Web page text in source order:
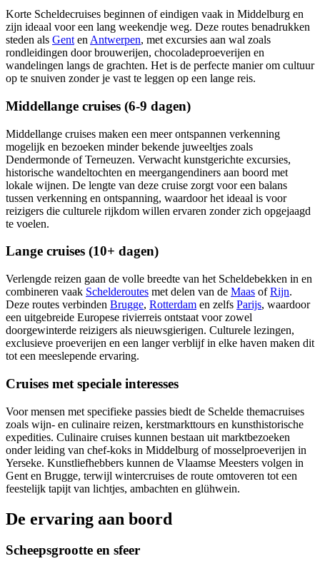
Korte Scheldecruises beginnen of eindigen vaak in Middelburg en
zijn ideaal voor een lang weekendje weg. Deze routes benadrukken
steden als Gent en Antwerpen, met excursies aan wal zoals
rondleidingen door brouwerijen, chocoladeproeverijen en
wandelingen langs de grachten. Het is de perfecte manier om cultuur
op te snuiven zonder je vast te leggen op een lange reis.
Middellange cruises (6-9 dagen)
Middellange cruises maken een meer ontspannen verkenning
mogelijk en bezoeken minder bekende juweeltjes zoals
Dendermonde of Terneuzen. Verwacht kunstgerichte excursies,
historische wandeltochten en meergangendiners aan boord met
lokale wijnen. De lengte van deze cruise zorgt voor een balans
tussen verkenning en ontspanning, waardoor het ideaal is voor
reizigers die culturele rijkdom willen ervaren zonder zich opgejaagd
te voelen.
Lange cruises (10+ dagen)
Verlengde reizen gaan de volle breedte van het Scheldebekken in en
combineren vaak Schelderoutes met delen van de Maas ofRijn.
Deze routes verbinden Brugge, Rotterdam en zelfs Parijs, waardoor
een uitgebreide Europese rivierreis ontstaat voor zowel
doorgewinterde reizigers als nieuwsgierigen. Culturele lezingen,
exclusieve proeverijen en een langer verblijf in elke haven maken dit
tot een meeslepende ervaring.
Cruises met speciale interesses
Voor mensen met specifieke passies biedt de Schelde themacruises
zoals wijn- en culinaire reizen, kerstmarkttours en kunsthistorische
expedities. Culinaire cruises kunnen bestaan uit marktbezoeken
onder leiding van chef-koks in Middelburg of mosselproeverijen in
Yerseke. Kunstliefhebbers kunnen de Vlaamse Meesters volgen in
Gent en Brugge, terwijl wintercruises de route omtoveren tot een
feestelijk tapijt van lichtjes, ambachten en glühwein.
De ervaring aan boord
Scheepsgrootte en sfeer